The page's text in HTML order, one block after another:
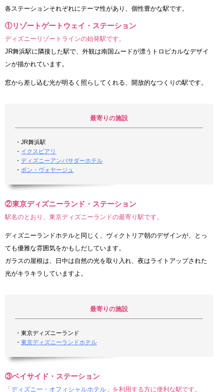
各ステーションそれぞれにテーマ性があり、個性豊かな駅です。
①リゾートゲートウェイ・ステーション
ディズニーリゾートラインの始発駅です。
JR舞浜駅に隣接した駅で、外観は南国ムードが漂うトロピカルなデザイ
ンが描かれています。
窓から差し込む光が明るく照らしてくれる、開放的なつくりの駅です。
最寄りの施設
・JR舞浜駅
・ イクスピアリ
・ディズニーアンバサダーホテル
・ボン・ヴォヤージュ
②東京ディズニーランド・ステーション
駅名のとおり、東京ディズニーランドの最寄り駅です。
ディズニーランドホテルと同じく、ヴィクトリア朝のデザインが、とっ
ても優雅な雰囲気をかもしだしています。
ガラスの屋根は、日中は自然の光を取り入れ、夜はライトアップされた
光がキラキラしていますよ。
最寄りの施設
・東京ディズニーランド
・東京ディズニーランドホテル
③ベイサイド・ステーション
「 ディズニー・オフィシャルホテル 」を利用する方に便利な駅です。